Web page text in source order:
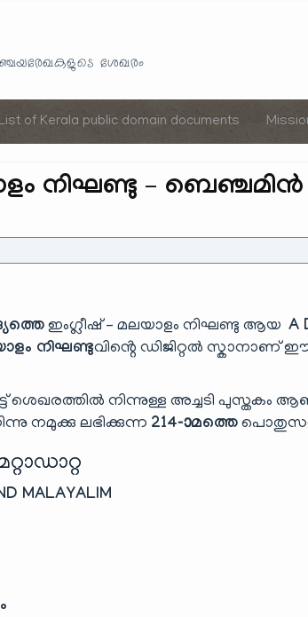
ശേഖരം
of Kerala public domain documents
നിഘണ്ടു –
ഇംഗ്ലീഷ് – മലയാളം നിഘണ്ടു ആയA
നിഘണ്ടുവിൻ്റെ ഡിജിറ്റൽ സ്കാനാണ് ഈ
ശെഖരത്തിൽ നിന്നുള്ള അച്ചടി പുസ്തകം
നമുക്കു ലഭിക്കുന്ന 214-ാമത്തെ
MALAYALIM